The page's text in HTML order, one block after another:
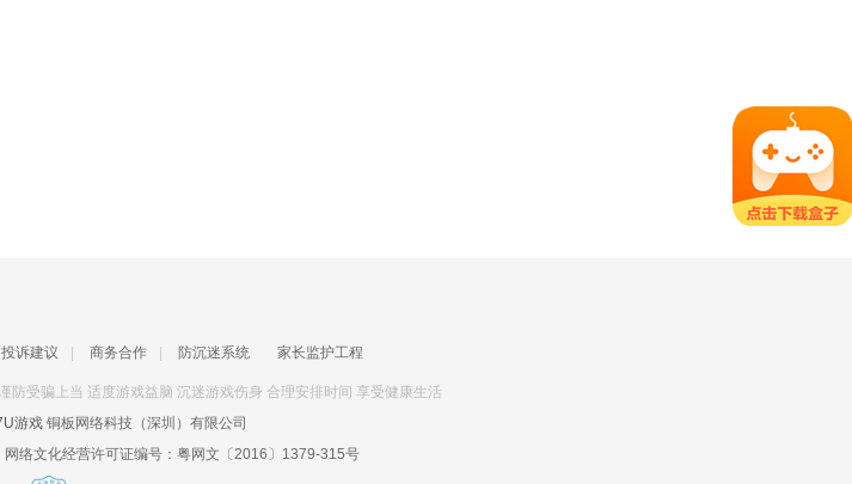
投诉建议 商务合作 防沉迷系统 家长监护工程
防受骗上当 适度游戏益脑 沉迷游戏伤身 合理安排时间 享受健康生活
游戏铜板网络科技（深圳）有限公司
网络文化经营许可证编号： 粤网文〔2016〕1379-315号